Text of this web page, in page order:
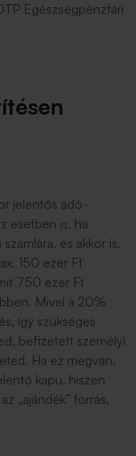
Egészségpénztári
jelentős adó-
esetben is, ha
és akkor is,
150 ezer Ft
750 ezer Ft
Mivel a 20%
így szükséges
befizetett személyi
Ha ez megvan,
kapu, hiszen
„ajándék” forrás.